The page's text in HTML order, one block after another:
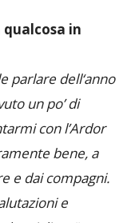
un po’ di
con l’Ardor
ben e, a
e daicompagni.
e
migliore